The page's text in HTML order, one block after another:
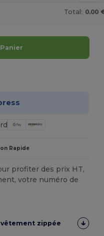
Total: 0.00
Rapide
profiter des prix HT,
votre numéro de
zippée